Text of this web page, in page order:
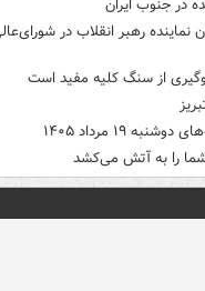
در جنوب ایران
نماینده رهبر انقلاب در
از سنگ کلیه مفید است
۱۹ مرداد ۱۴۰۵
را به آتش می‌کشد